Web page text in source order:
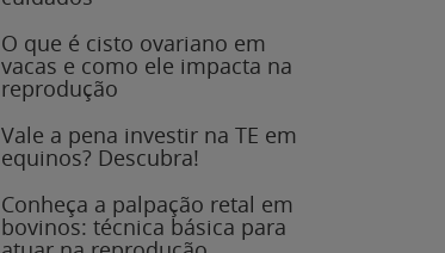
O que é cisto ovariano em
vacas e como ele impacta na
reprodução
Vale a pena investir na TE em
equinos? Descubra!
Conheça a palpação retal em
bovinos: técnica básica para
atuar na reprodução